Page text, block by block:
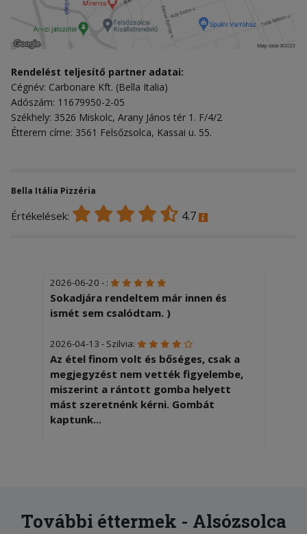
Rendelést teljesítő partner adatai:
Cégnév: Carbonare Kft. (Bella Italia)
Adószám: 11679950-2-05
Székhely: 3526 Miskolc, Arany János tér 1. F/4/2
Étterem címe: 3561 Felsőzsolca, Kassai u. 55.
Bella Itália Pizzéria
Értékelések: 4.7
2026-06-20 - :
Sokadjára rendeltem már innen és
ismét sem csalódtam. )
2026-04-13 - Szilvia:
Az étel finom volt és bőséges, csak a
megjegyzést nem vették figyelembe,
miszerint a rántott gomba helyett
mást szeretnénk kérni. Gombát
kaptunk...
2026-01-03 - Csaba:
További éttermek - Alsózsolca